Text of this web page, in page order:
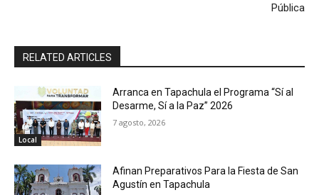
Pública
RELATED ARTICLES
Local
Arranca en Tapachula el Programa “Sí al
Desarme, Sí a la Paz” 2026
7 agosto, 2026
Afinan Preparativos Para la Fiesta de San
Agustín en Tapachula